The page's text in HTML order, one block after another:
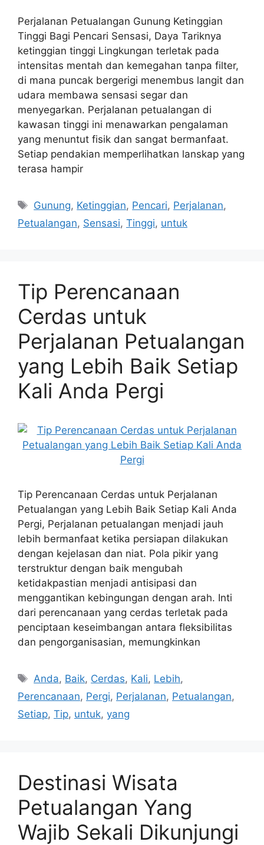
Perjalanan Petualangan Gunung Ketinggian
Tinggi Bagi Pencari Sensasi, Daya Tariknya
ketinggian tinggi Lingkungan terletak pada
intensitas mentah dan kemegahan tanpa filter,
di mana puncak bergerigi menembus langit dan
udara membawa sensasi segar dan
menyegarkan. Perjalanan petualangan di
kawasan tinggi ini menawarkan pengalaman
yang menuntut fisik dan sangat bermanfaat.
Setiap pendakian memperlihatkan lanskap yang
terasa hampir
Tags
Gunung, Ketinggian, Pencari, Perjalanan,
Petualangan, Sensasi, Tinggi, untuk
Tip Perencanaan
Cerdas untuk
Perjalanan Petualangan
yang Lebih Baik Setiap
Kali Anda Pergi
Tip Perencanaan Cerdas untuk Perjalanan
Petualangan yang Lebih Baik Setiap Kali Anda
Pergi, Perjalanan petualangan menjadi jauh
lebih bermanfaat ketika persiapan dilakukan
dengan kejelasan dan niat. Pola pikir yang
terstruktur dengan baik mengubah
ketidakpastian menjadi antisipasi dan
menggantikan kebingungan dengan arah. Inti
dari perencanaan yang cerdas terletak pada
penciptaan keseimbangan antara fleksibilitas
dan pengorganisasian, memungkinkan
Tags
Anda, Baik, Cerdas, Kali, Lebih,
Perencanaan, Pergi, Perjalanan, Petualangan,
Setiap, Tip, untuk, yang
Destinasi Wisata
Petualangan Yang
Wajib Sekali Dikunjungi